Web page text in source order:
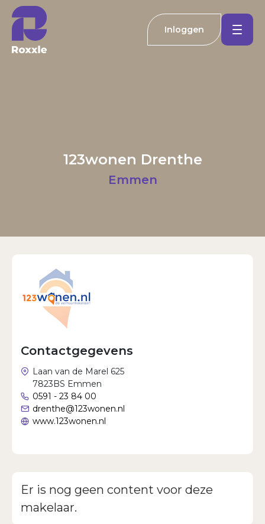
Inloggen
123wonen Drenthe
Emmen
Contactgegevens
Laan van de Marel 625
7823BS Emmen
0591 - 23 84 00
drenthe@123wonen.nl
www.123wonen.nl
Er is nog geen content voor deze
makelaar.